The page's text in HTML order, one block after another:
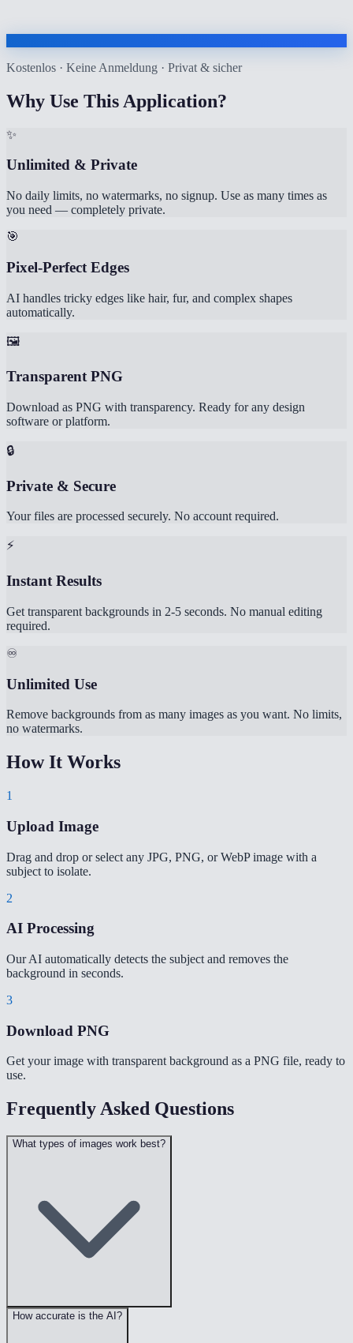
Kostenlos · Keine Anmeldung · Privat & sicher
Why Use This Application?
✨
Unlimited & Private
No daily limits, no watermarks, no signup. Use as many times as
you need — completely private.
🎯
Pixel-Perfect Edges
AI handles tricky edges like hair, fur, and complex shapes
automatically.
🖼️
Transparent PNG
Download as PNG with transparency. Ready for any design
software or platform.
🔒
Private & Secure
Your files are processed securely. No account required.
⚡
Instant Results
Get transparent backgrounds in 2-5 seconds. No manual editing
required.
♾️
Unlimited Use
Remove backgrounds from as many images as you want. No limits,
no watermarks.
How It Works
1
Upload Image
Drag and drop or select any JPG, PNG, or WebP image with a
subject to isolate.
2
AI Processing
Our AI automatically detects the subject and removes the
background in seconds.
3
Download PNG
Get your image with transparent background as a PNG file, ready to
use.
Frequently Asked Questions
What types of images work best?
How accurate is the AI?